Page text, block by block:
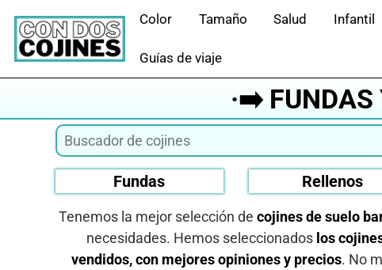
contenido
Color Tamaño Salud Infantil
Guías de viaje
·➡️ FUNDAS
Fundas Rellenos
Tenemos la mejor selección de cojines de suelo
necesidades. Hemos seleccionados los
vendidos, con mejores opiniones y precios. No